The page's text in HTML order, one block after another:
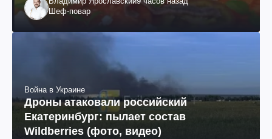
Шеф-повар
Война в Украине
Дроны атаковали российский
Екатеринбург: пылает состав
Wildberries (фото, видео)